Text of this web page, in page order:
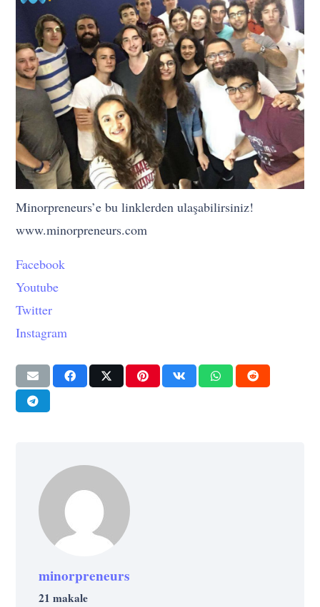
Minorpreneurs’e bu linklerden ulaşabilirsiniz!
www.minorpreneurs.com
Facebook
Youtube
Twitter
Instagram
minorpreneurs
21 makale
EĞITIM